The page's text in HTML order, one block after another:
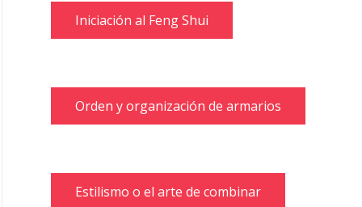
Iniciación al Feng Shui
Orden y organización de armarios
Estilismo o el arte de combinar